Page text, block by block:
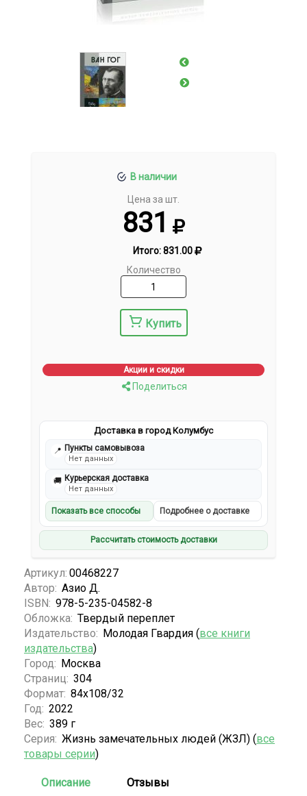
В наличии
Цена за шт.
831
Итого:831.00
Количество
Купить
Акции и скидки
Поделиться
Доставка в город Колумбус
📍 Пункты самовывоза
Нет данных
🚚 Курьерская доставка
Нет данных
Показать все способы Подробнее о доставке
Рассчитать стоимость доставки
Артикул: 00468227
Автор: Азио Д.
ISBN: 978-5-235-04582-8
Обложка: Твердый переплет
Издательство: Молодая Гвардия (все книги
издательства)
Город: Москва
Страниц: 304
Формат: 84х108/32
Год: 2022
Вес: 389 г
Серия: Жизнь замечательных людей (ЖЗЛ) (все
товары серии)
Описание Отзывы